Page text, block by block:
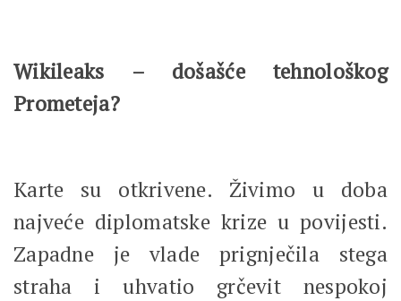
Wikileaks – došašće tehnološkog
Prometeja?
Karte su otkrivene. Živimo u doba
najveće diplomatske krize u povijesti.
Zapadne je vlade prignječila stega
straha i uhvatio grčevit nespokoj